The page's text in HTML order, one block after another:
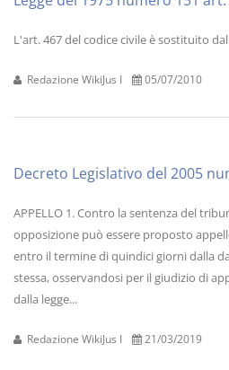
L'art. 467 del codice civile è sostituito
Redazione WikiJus I 05/07/2010
Decreto Legislativo del 2005
APPELLO 1. Contro la sentenza del
opposizione può essere proposto
entro il termine di quindici giorni dalla
stessa, osservandosi per il giudizio di
dalla legge...
Redazione WikiJus I 21/03/2019